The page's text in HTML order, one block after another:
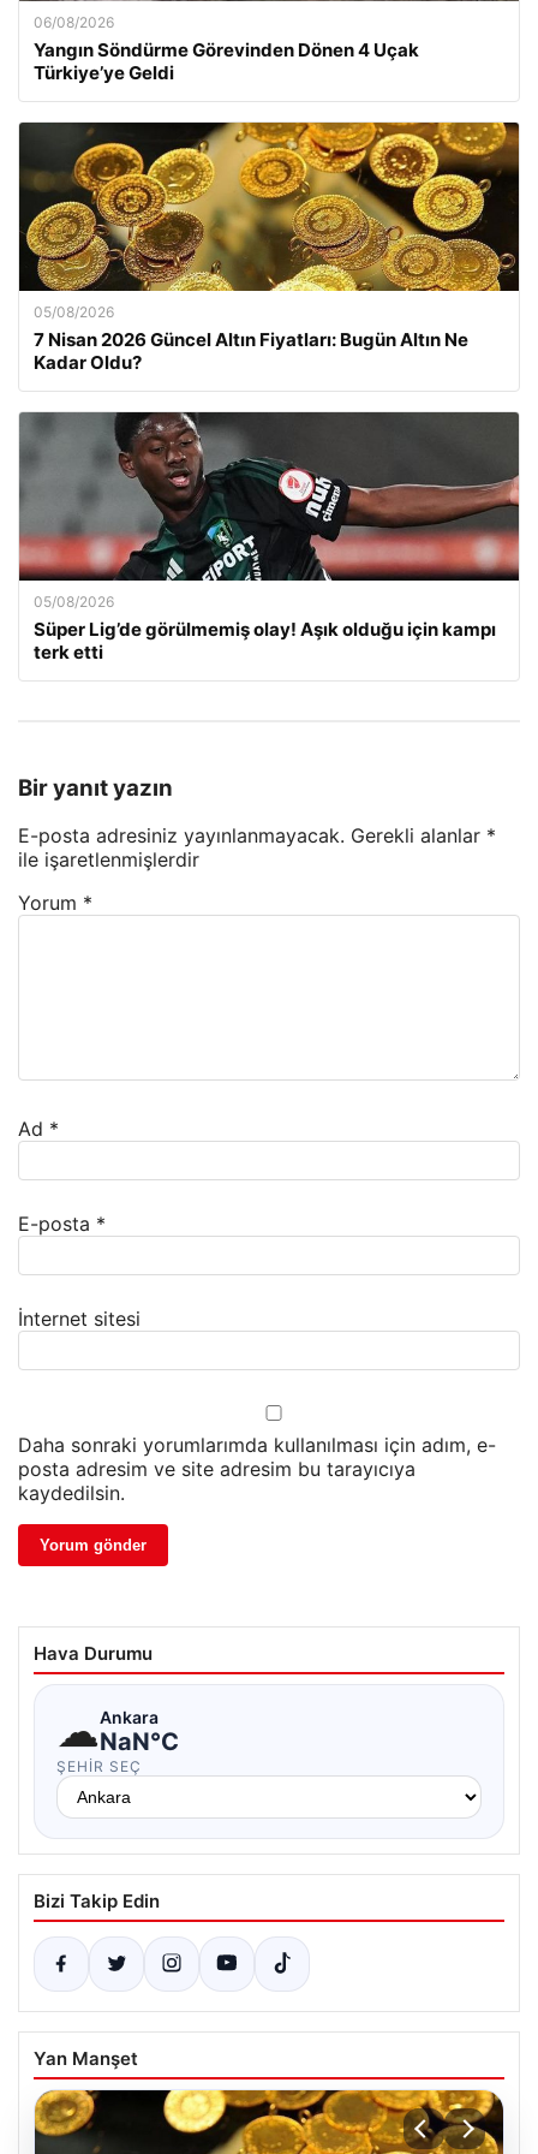
06/08/2026
Yangın Söndürme Görevinden Dönen 4 Uçak
Türkiye’ye Geldi
05/08/2026
7 Nisan 2026 Güncel Altın Fiyatları: Bugün Altın Ne
Kadar Oldu?
05/08/2026
Süper Lig’de görülmemiş olay! Aşık olduğu için kampı
terk etti
Bir yanıt yazın
E-posta adresiniz yayınlanmayacak. Gerekli alanlar *
ile işaretlenmişlerdir
Yorum *
Ad *
E-posta *
İnternet sitesi
Daha sonraki yorumlarımda kullanılması için adım, e-
posta adresim ve site adresim bu tarayıcıya
kaydedilsin.
Hava Durumu
☁Ankara
NaN°C
ŞEHIR SEÇ
Bizi Takip Edin
Yan Manşet